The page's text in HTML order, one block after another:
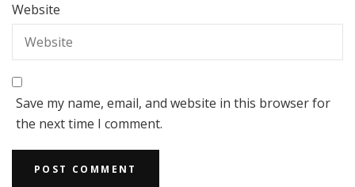
Website
Save my name, email, and website in this browser for
the next time I comment.